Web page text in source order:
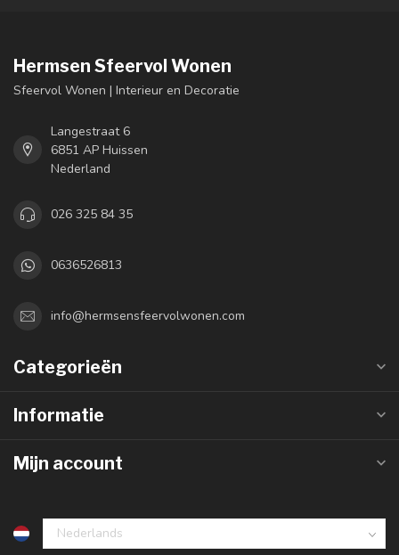
Hermsen Sfeervol Wonen
Sfeervol Wonen | Interieur en Decoratie
Langestraat 6
6851 AP Huissen
Nederland
026 325 84 35
0636526813
info@hermsensfeervolwonen.com
Categorieën
Informatie
Mijn account